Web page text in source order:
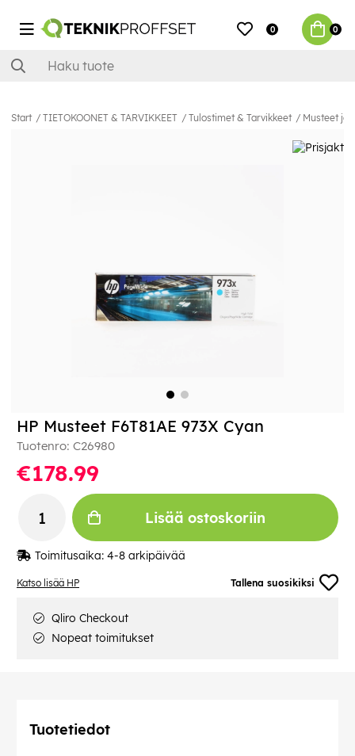
0 0
Start TIETOKOONET & TARVIKKEET Tulostimet & Tarvikkeet Musteet ja
Katso lisää HP Tallena suosikiksi
HP Musteet F6T81AE 973X Cyan
Tuotenro: C26980
€178.99
Lisää ostoskoriin
Toimitusaika: 4-8 arkipäivää
Qliro Checkout
Nopeat toimitukset
Tuotetiedot